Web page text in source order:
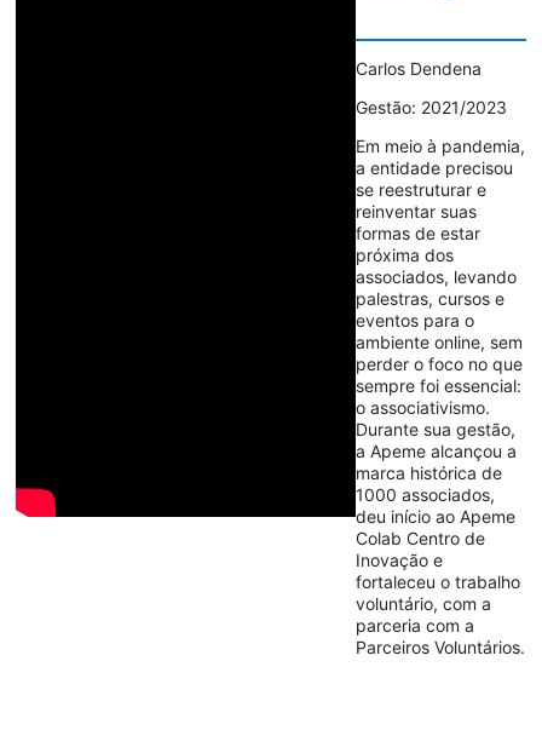
Carlos Dendena
Gestão: 2021/2023
Em meio à pandemia,
a entidade precisou
se reestruturar e
reinventar suas
formas de estar
próxima dos
associados, levando
palestras, cursos e
eventos para o
ambiente online, sem
perder o foco no que
sempre foi essencial:
o associativismo.
Durante sua gestão,
a Apeme alcançou a
marca histórica de
1000 associados,
deu início ao Apeme
Colab Centro de
Inovação e
fortaleceu o trabalho
voluntário, com a
parceria com a
Parceiros Voluntários.